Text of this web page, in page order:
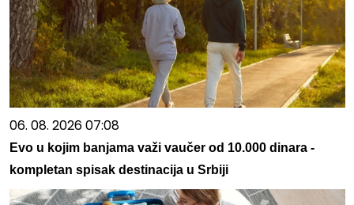
06. 08. 2026 07:08
Evo u kojim banjama važi vaučer od 10.000 dinara -
kompletan spisak destinacija u Srbiji